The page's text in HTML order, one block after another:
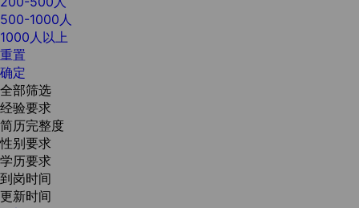
500-1000人
1000人以上
重置
确定
全部筛选
经验要求
简历完整度
性别要求
学历要求
到岗时间
更新时间